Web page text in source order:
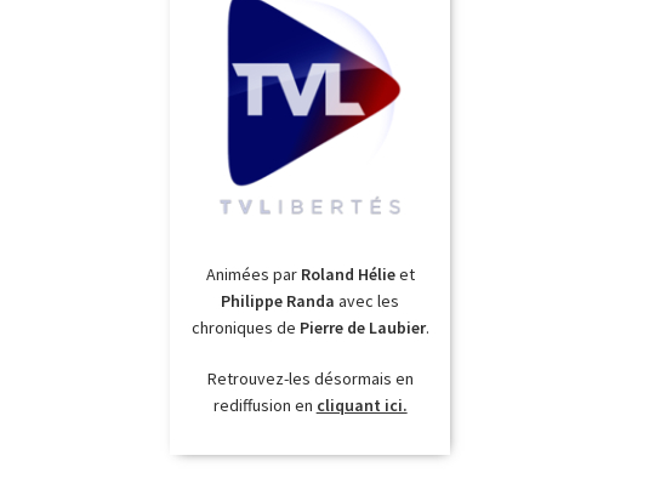
Animées par Roland Hélieet
Philippe Randa avec les
chroniques de Pierre de Laubier.
Retrouvez-les désormais en
rediffusion en cliquant ici.